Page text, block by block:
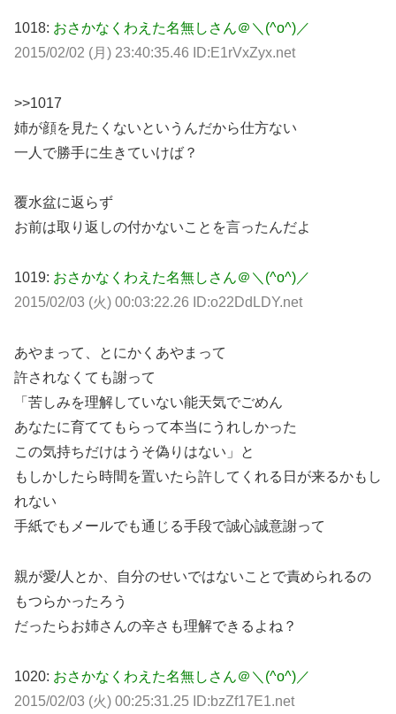
1018: おさかなくわえた名無しさん＠＼(^o^)／
2015/02/02 (月) 23:40:35.46 ID:E1rVxZyx.net
>>1017
姉が顔を見たくないというんだから仕方ない
一人で勝手に生きていけば？
覆水盆に返らず
お前は取り返しの付かないことを言ったんだよ
1019: おさかなくわえた名無しさん＠＼(^o^)／
2015/02/03 (火) 00:03:22.26 ID:o22DdLDY.net
あやまって、とにかくあやまって
許されなくても謝って
「苦しみを理解していない能天気でごめん
あなたに育ててもらって本当にうれしかった
この気持ちだけはうそ偽りはない」と
もしかしたら時間を置いたら許してくれる日が来るかもし
れない
手紙でもメールでも通じる手段で誠心誠意謝って
親が愛/人とか、自分のせいではないことで責められるの
もつらかったろう
だったらお姉さんの辛さも理解できるよね？
1020: おさかなくわえた名無しさん＠＼(^o^)／
2015/02/03 (火) 00:25:31.25 ID:bzZf17E1.net